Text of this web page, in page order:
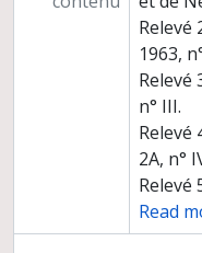
Relevé
1963,
Relevé
n° III.
Relevé
2A, n°
Relevé
Read